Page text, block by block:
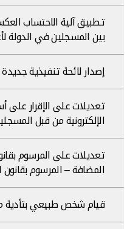
تطبيق آلية الاحتساب
بين المسجلين في الدولة
إصدار لائحة تنفيذية جديدة
تعديلات على الإقرار على
الإلكترونية من قبل
تعديلات على المرسوم
المضافة – المرسوم بقانون اتحادي
قيام شخص طبيعي بتأدية